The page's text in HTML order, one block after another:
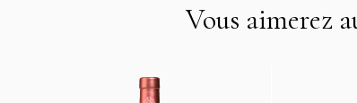
Vous aimerez